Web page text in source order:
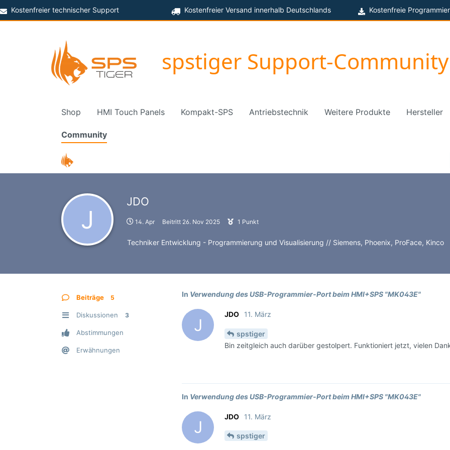
Kostenfreier technischer Support Kostenfreier Versand innerhalb Deutschlands Kostenfreie
spstiger Support-Community
Shop HMI Touch Panels Kompakt-SPS Antriebstechnik Weitere Produkte Hersteller
Community
J
JDO
14. Apr Beitritt 26. Nov 2025 1 Punkt
Techniker Entwicklung - Programmierung und Visualisierung // Siemens, Phoenix, ProFace, Kinco
Beiträge 5
Diskussionen 3
Abstimmungen
Erwähnungen
In Verwendung des USB-Programmier-Port beim HMI+SPS "MK043E"
J
JDO 11. März
spstiger
Bin zeitgleich auch darüber gestolpert. Funktioniert jetzt, vielen
In Verwendung des USB-Programmier-Port beim HMI+SPS "MK043E"
J
JDO 11. März
spstiger